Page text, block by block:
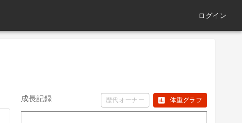
ログイン
成長記録 体重グラフ
歴代オーナー